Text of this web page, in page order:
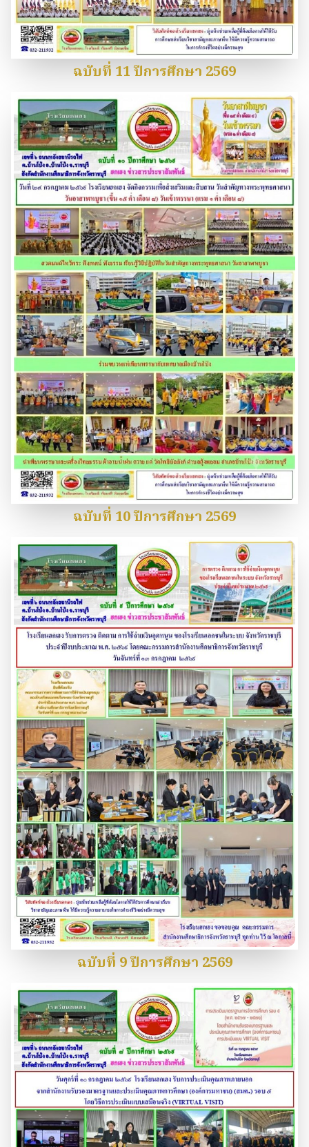
ฉบับที่ 11 ปีการศึกษา 2569
ฉบับที่ 10 ปีการศึกษา 2569
ฉบับที่ 9 ปีการศึกษา 2569